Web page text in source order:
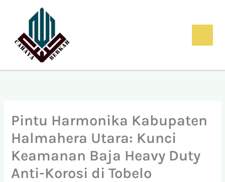
Pintu Harmonika Kabupaten
Halmahera Utara: Kunci
Keamanan Baja Heavy Duty
Anti-Korosi di Tobelo